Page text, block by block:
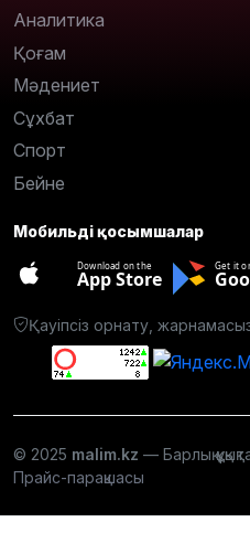
Аналитика
Қоғам
Мәдениет
Сұхбат
Спорт
Бейне
Мобильді қосымшалар
Download on the
App Store
Get it
Қауіпсіз орнату,
© 2025 malim.kz — Барлық
Прайс-парақшасы